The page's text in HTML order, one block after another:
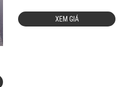
XEM GIÁ